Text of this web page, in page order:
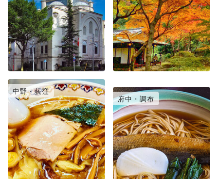
中野・荻窪
日暮里・北千住
府中・調布